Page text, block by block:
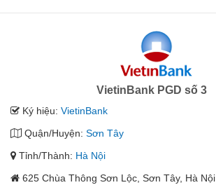
VietinBank PGD số 3
Ký hiệu: VietinBank
Quận/Huyện: Sơn Tây
Tỉnh/Thành: Hà Nội
625 Chùa Thông Sơn Lộc, Sơn Tây, Hà Nội